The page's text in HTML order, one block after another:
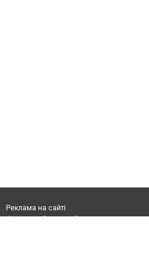
Реклама на сайті
Франшиза "CitySites"